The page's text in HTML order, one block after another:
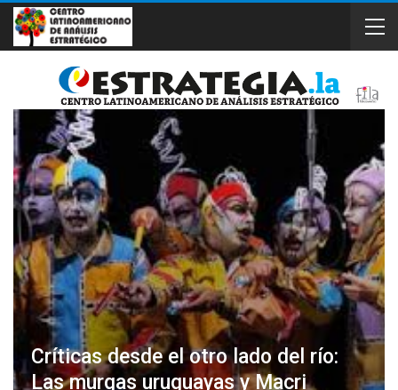
Críticas desde el otro lado del río:
Las murgas uruguayas y Macri